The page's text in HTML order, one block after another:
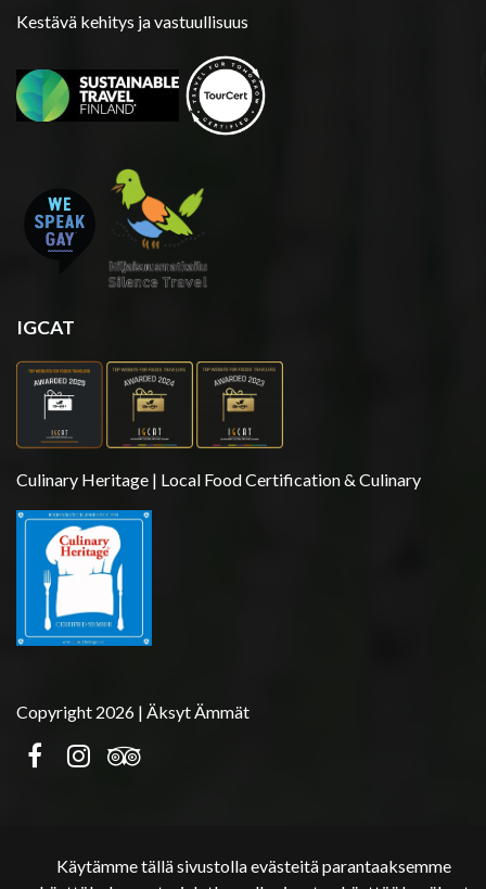
Käytämme tällä sivustolla evästeitä parantaaksemme
Kestävä kehitys ja vastuullisuus
IGCAT
Culinary Heritage | Local Food Certification & Culinary
Copyright 2026 | Äksyt Ämmät